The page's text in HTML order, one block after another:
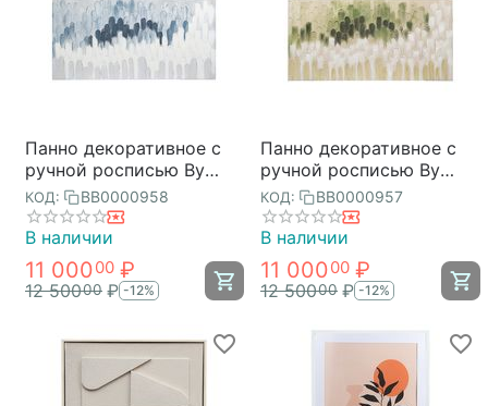
Панно декоративное с
ручной росписью By
Feel, 140х70 см, серо-
голубое, Bergenson Bjorn
КОД: BB0000958
В наличии
11 00000 ₽
12 50000 ₽ -12%
Панно декоративное с
ручной росписью By
Feel, 140х70 см, хаки,
Bergenson Bjorn
КОД: BB0000957
В наличии
11 00000 ₽
12 50000 ₽ -12%